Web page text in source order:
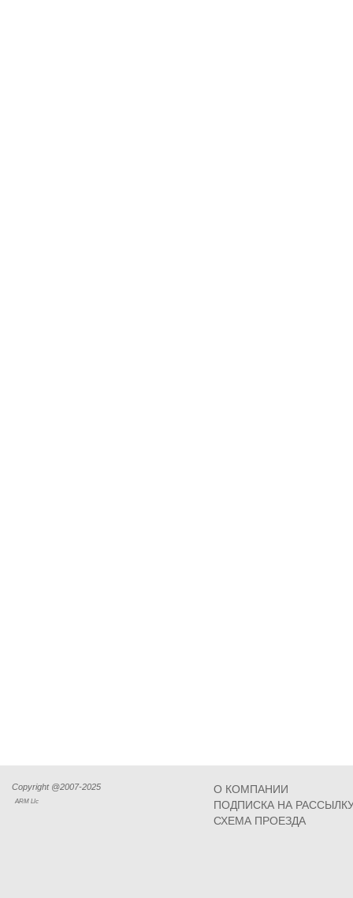
Copyright @2007-2025
ARM Llc
О КОМПАНИИ
ПОДПИСКА НА
СХЕМА ПРОЕЗДА